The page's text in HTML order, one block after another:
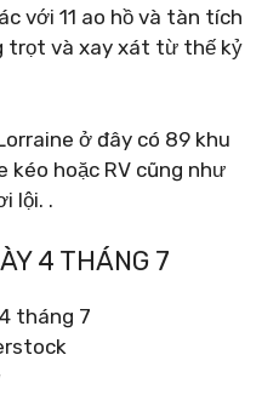
với 11 ao hồ và tàn tích
trọt và xay xát từ thế kỷ
ở đây có 89 khu
kéo hoặc RV cũng như
lội. .
4 THÁNG 7